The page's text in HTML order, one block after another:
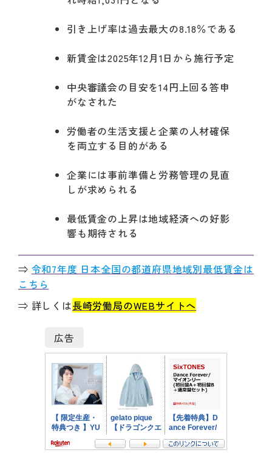
引き上げ率は過去最大の8.18％である
新賃金は2025年12月1日から施行予定
中央審議会の目安を14円上回る答申
がなされた
労働者の生活支援と企業の人材確保
を両立する目的がある
企業には事前準備と労務管理の見直
しが求められる
最低賃金の上昇は地域経済への好影
響も期待される
⇒ 令和7年度 日本全国の都道府県地域別最低賃金は
こちら
⇒ 詳しくは長崎労働局のWEBサイトへ
広告